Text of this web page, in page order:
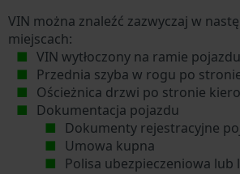
VIN można znaleźć zazwyczaj w
miejscach:
VIN wytłoczony na ramie
Przednia szyba w rogu po
Ościeżnica drzwi po stronie
Dokumentacja pojazdu
Dokumenty rejestracyjne
Umowa kupna
Polisa ubezpieczeniowa lub